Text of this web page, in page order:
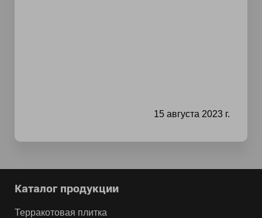
15 августа 2023 г.
Каталог продукции
Терракотовая плитка